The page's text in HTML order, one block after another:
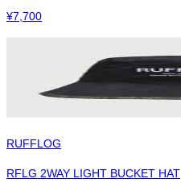
¥7,700
RUFFLOG
RFLG 2WAY LIGHT BUCKET HAT